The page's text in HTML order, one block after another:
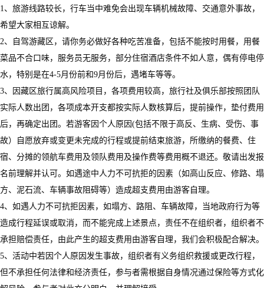
1、旅游线路较长，行车当中难免会出现车辆机械故障、交通意外事故，
希望大家相互谅解。
2、自驾游藏区，请你务必做好各种吃苦准备，包括不能按时用餐，用餐
菜品不合口味，服务员无服务，部分住宿酒店条件不如人意，偶有停电停
水，特别是在4-5月份前和9月份后，遇堵车等等。
3、因藏区旅行属高风险项目，各项费用较高，旅行社及俱乐部按照团队
实际人数出团，各项成本开支都按实际人数核算后，提前操作，垫付费用
后，再确定出团。若游客因个人原因(包括不限于高反、生病、受伤、事
故）自愿放弃或变更未完成的行程或提前结束旅游，所缴纳的餐费、住
宿、分摊的领航车费用及领队费用及操作费等费用概不退还。敬请出发报
名前理解并认可。如遇途中人力不可抗拒的因素（如高山反应、修路、塌
方、泥石流、车辆事故阻碍等）造成超支费用由游客自理。
4、如遇人力不可抗拒因素，如塌方、路阻、车辆故障，当地政府行为等
造成行程延误或取消，而不能完成上述景点，责任不在组织者，组织者不
承担赔偿责任，由此产生的超支费用由游客自理，我们会积极配合解决。
5、活动中若因个人原因发生事故，组织者有义务组织救援或更改行程，
但不承担任何法律和经济责任，参与者需根据自身情况通过保险等方式化